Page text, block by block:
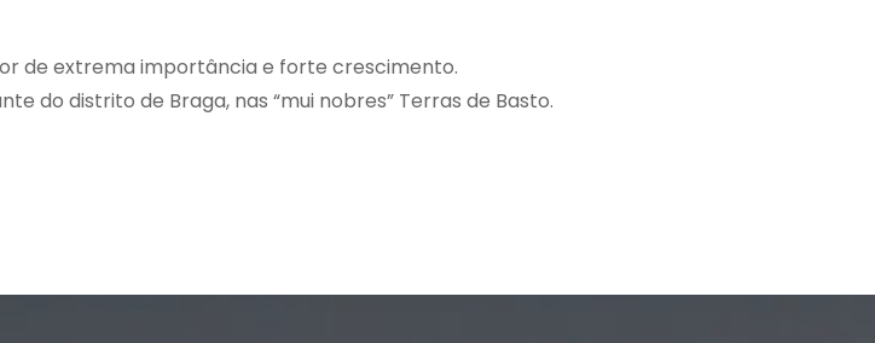
de extrema importância e forte crescimento.
do distrito de Braga, nas “mui nobres” Terras de Basto.